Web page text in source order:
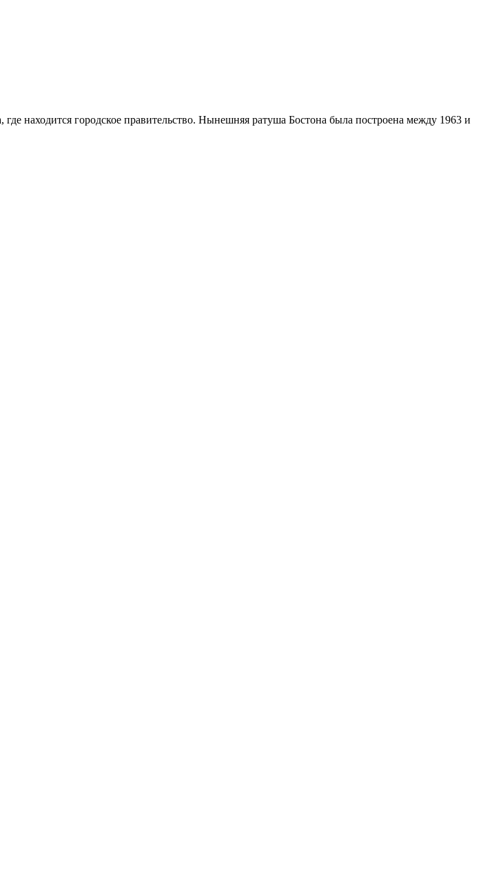
находится городское правительство. Нынешняя ратуша Бостона была построена между 1963 и